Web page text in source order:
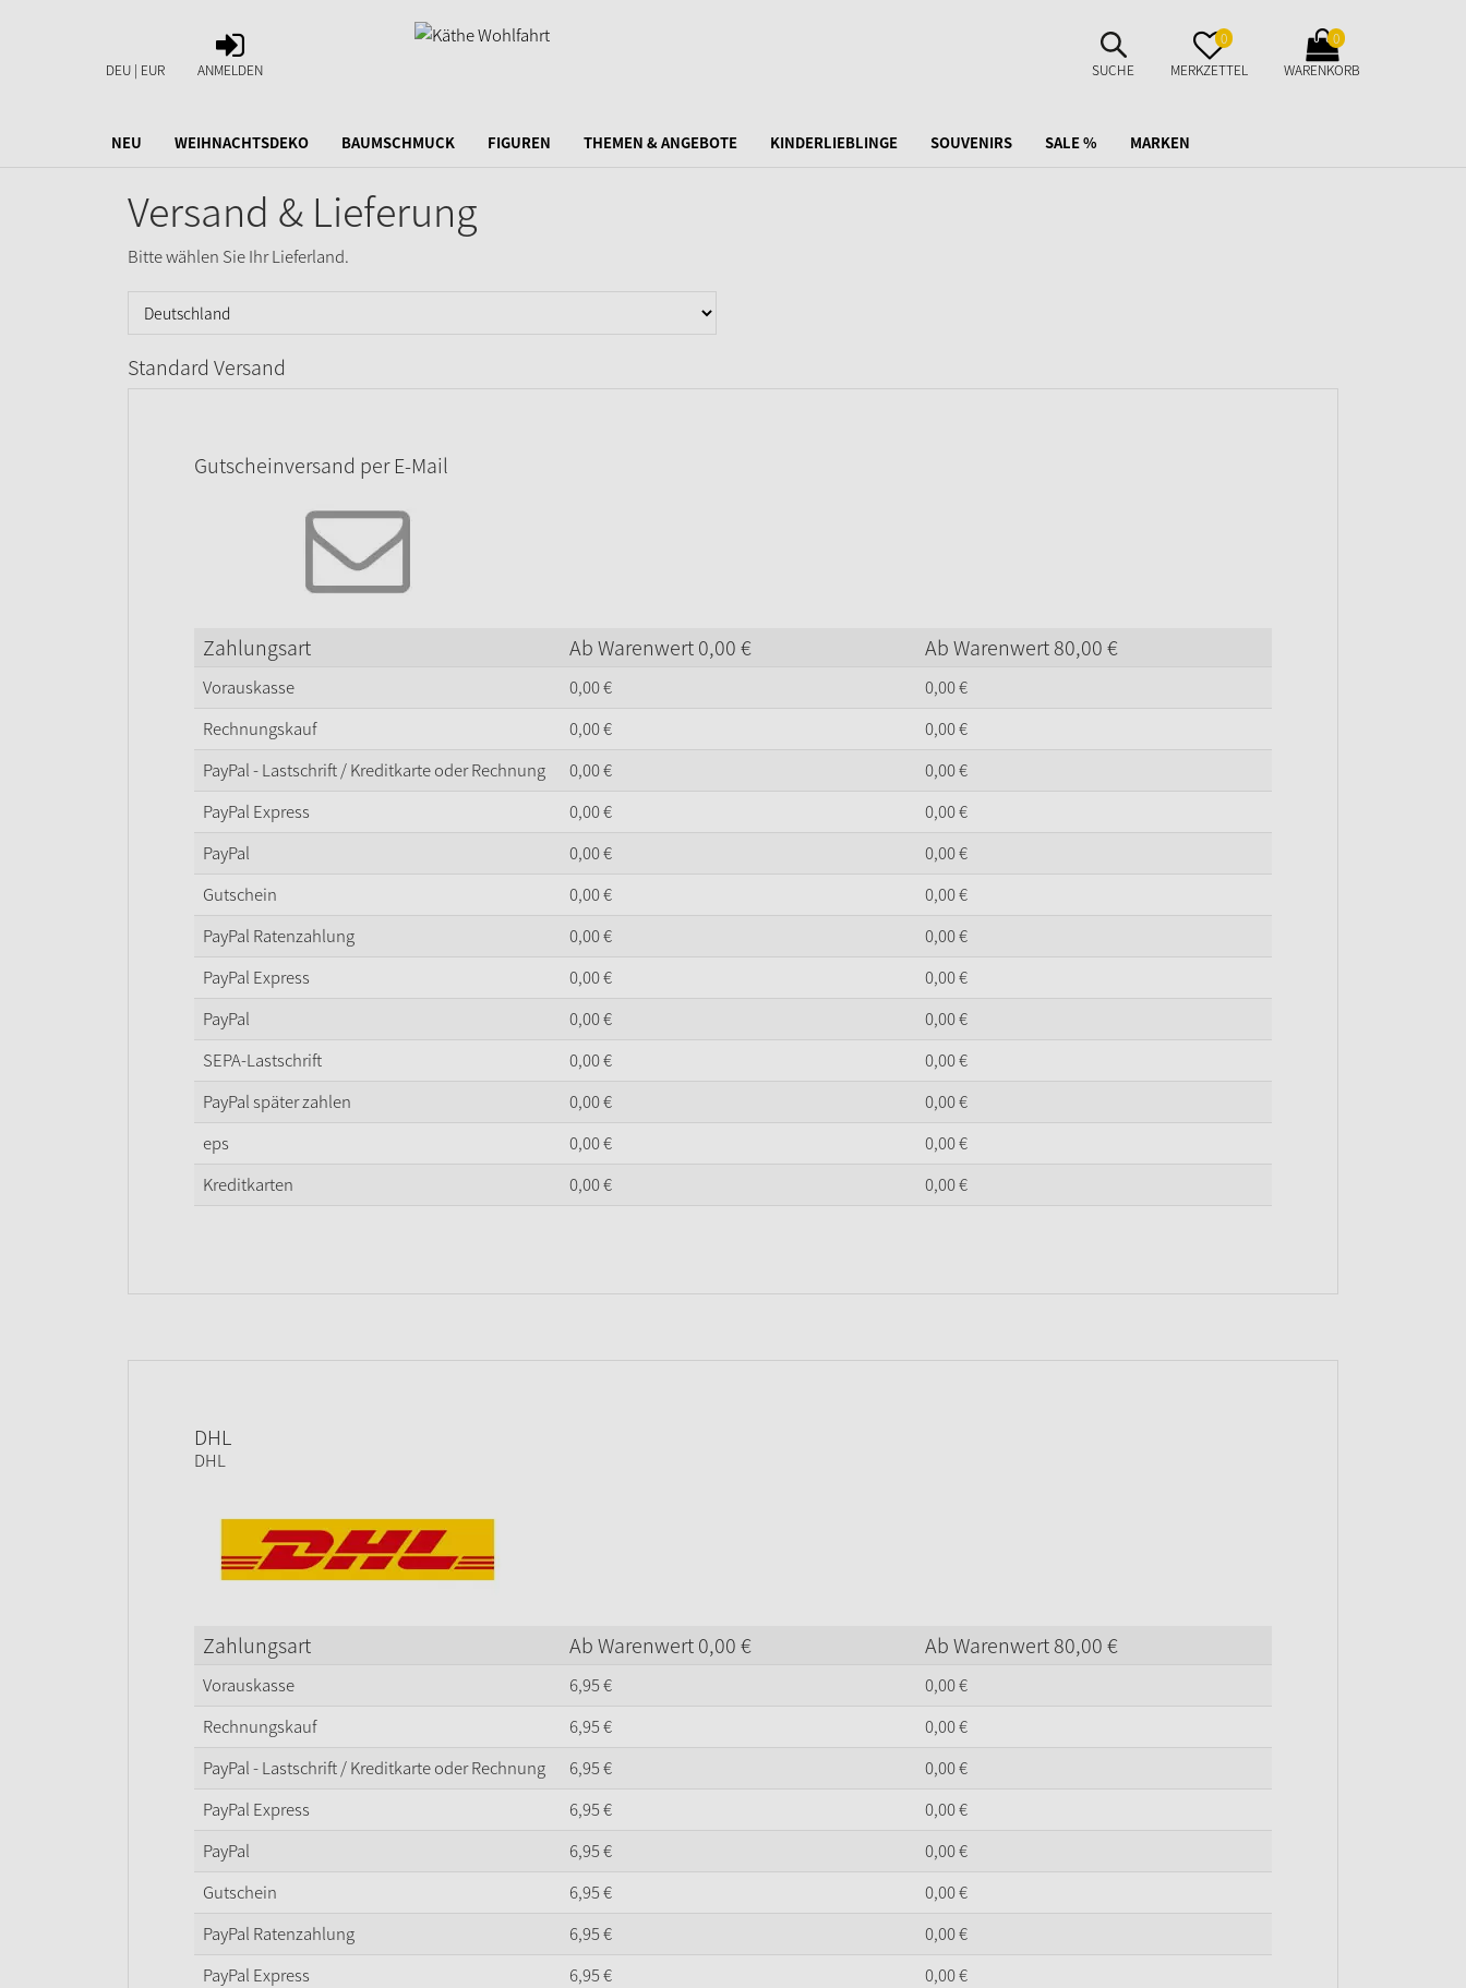
DEU | EUR
ANMELDEN
ANMELDEN
SUCHE
AUFKLAPPEN
SUCHE
MERKZETTEL
AUFKLAPPEN
0
MERKZETTEL
WARENKORB
AUFKLAPPEN
0
WARENKORB
NEU WEIHNACHTSDEKO BAUMSCHMUCK FIGUREN THEMEN & ANGEBOTE KINDERLIEBLINGE SOUVENIRS SALE % MARKEN
Versand & Lieferung
Bitte wählen Sie Ihr Lieferland.
Standard Versand
Gutscheinversand per E-Mail
Zahlungsart Ab Warenwert0,00€ Ab Warenwert80,00€
Vorauskasse 0,00€ 0,00€
Rechnungskauf
0,00€ 0,00€
PayPal - Lastschrift / Kreditkarte oder Rechnung
0,00€ 0,00€
PayPal Express
0,00€ 0,00€
PayPal
0,00€ 0,00€
Gutschein
0,00€ 0,00€
PayPal Ratenzahlung
0,00€ 0,00€
PayPal Express
0,00€ 0,00€
PayPal
0,00€ 0,00€
SEPA-Lastschrift
0,00€ 0,00€
PayPal später zahlen
0,00€ 0,00€
eps
0,00€ 0,00€
Kreditkarten
0,00€ 0,00€
DHL
DHL
Zahlungsart Ab Warenwert0,00€ Ab Warenwert80,00€
Vorauskasse 6,95€ 0,00€
Rechnungskauf
6,95€ 0,00€
PayPal - Lastschrift / Kreditkarte oder Rechnung
6,95€ 0,00€
PayPal Express
6,95€ 0,00€
PayPal
6,95€ 0,00€
Gutschein
6,95€ 0,00€
PayPal Ratenzahlung
6,95€ 0,00€
PayPal Express
6,95€ 0,00€